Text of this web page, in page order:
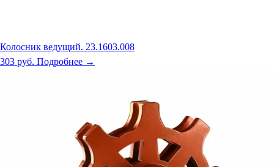
Колосник ведущий. 23.1603.008
303 руб. Подробнее →